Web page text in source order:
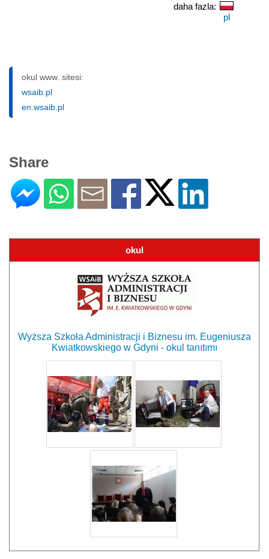
daha fazla:
pl
okul www. sitesi:
wsaib.pl
en.wsaib.pl
Share
okul
Wyższa Szkoła Administracji i Biznesu im. Eugeniusza
Kwiatkowskiego w Gdyni - okul tanıtımı